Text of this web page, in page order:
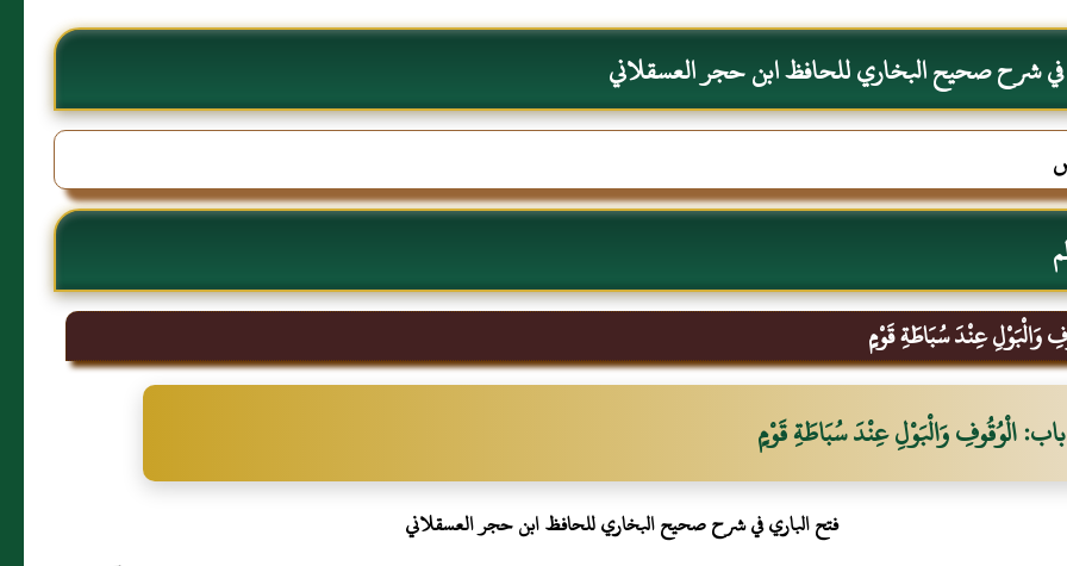
في شرح صحيح البخاري للحافظ ابن حجر العسقلاني
وَالْبَوْلِ عِنْدَ سُبَاطَةِ قَوْمٍ
باب: الْوُقُوفِ وَالْبَوْلِ عِنْدَ سُبَاطَةِ قَوْمٍ
فتح الباري في شرح صحيح البخاري للحافظ ابن حجر العسقلاني